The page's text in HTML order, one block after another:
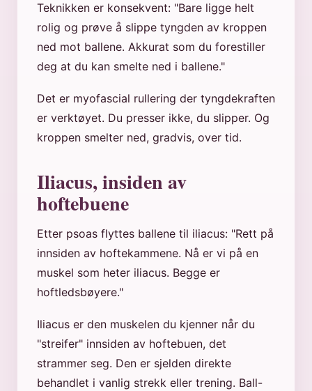
Teknikken er konsekvent: "Bare ligge helt
rolig og prøve å slippe tyngden av kroppen
ned mot ballene. Akkurat som du forestiller
deg at du kan smelte ned i ballene."
Det er myofascial rullering der tyngdekraften
er verktøyet. Du presser ikke, du slipper. Og
kroppen smelter ned, gradvis, over tid.
Iliacus, insiden av
hoftebuene
Etter psoas flyttes ballene til iliacus: "Rett på
innsiden av hoftekammene. Nå er vi på en
muskel som heter iliacus. Begge er
hoftledsbøyere."
Iliacus er den muskelen du kjenner når du
"streifer" innsiden av hoftebuen, det
strammer seg. Den er sjelden direkte
behandlet i vanlig strekk eller trening. Ball-